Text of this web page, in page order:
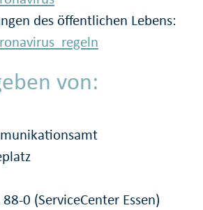
des öffentlichen Lebens:
von:
0 (ServiceCenter Essen)